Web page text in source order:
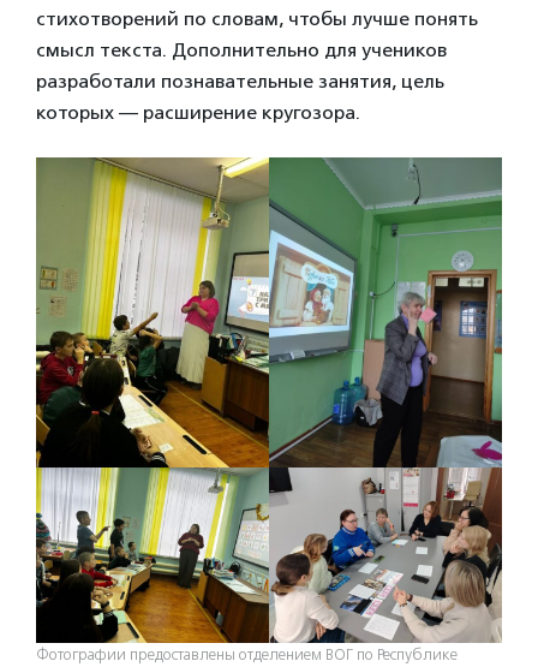
стихотворений по словам, чтобы лучше понять
смысл текста. Дополнительно для учеников
разработали познавательные занятия, цель
которых — расширение кругозора.
Фотографии предоставлены отделением ВОГ по Республике